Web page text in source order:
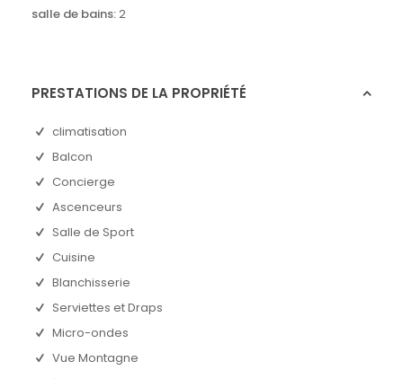
salle de bains:2
PRESTATIONS DE LA PROPRIÉTÉ
climatisation
Balcon
Concierge
Ascenceurs
Salle de Sport
Cuisine
Blanchisserie
Serviettes et Draps
Micro-ondes
Vue Montagne